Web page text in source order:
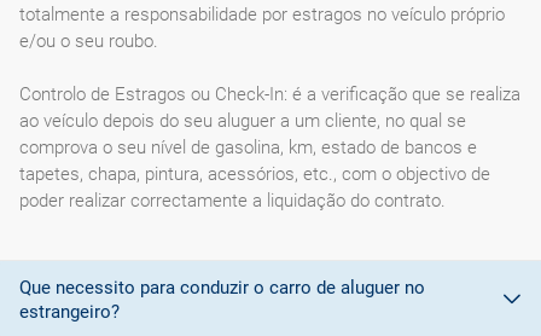
totalmente a responsabilidade por estragos no veículo próprio
e/ou o seu roubo.
Controlo de Estragos ou Check-In: é a verificação que se realiza
ao veículo depois do seu aluguer a um cliente, no qual se
comprova o seu nível de gasolina, km, estado de bancos e
tapetes, chapa, pintura, acessórios, etc., com o objectivo de
poder realizar correctamente a liquidação do contrato.
Que necessito para conduzir o carro de aluguer no
estrangeiro?